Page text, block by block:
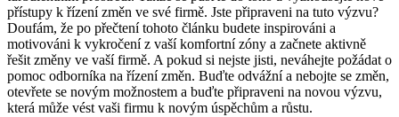
přístupy k řízení změn ve své firmě. Jste připraveni na tuto výzvu?
Doufám, že po přečtení tohoto článku budete inspirováni a
motivováni k vykročení z vaší komfortní zóny a začnete aktivně
řešit změny ve vaší firmě. A pokud si nejste jisti, neváhejte požádat o
pomoc odborníka na řízení změn. Buďte odvážní a nebojte se změn,
otevřete se novým možnostem a buďte připraveni na novou výzvu,
která může vést vaši firmu k novým úspěchům a růstu.